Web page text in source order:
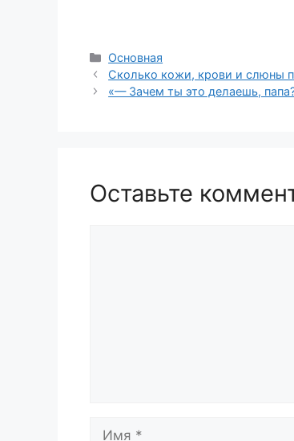
Рубрики
Основная
Сколько кожи, крови и слюны
«— Зачем ты этo делаешь,
Оставьте